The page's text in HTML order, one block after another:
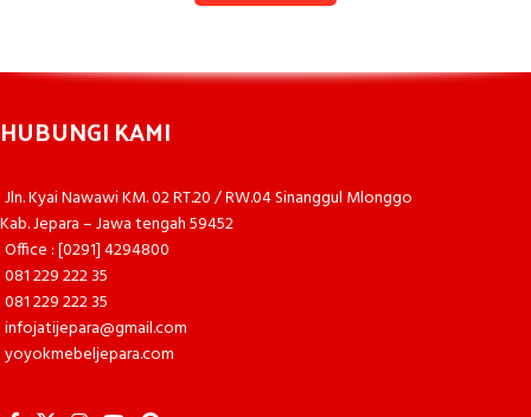
HUBUNGI KAMI
Jln. Kyai Nawawi KM. 02 RT.20 / RW.04 Sinanggul Mlonggo
Kab. Jepara – Jawa tengah 59452
Office : [0291] 4294800
081 229 222 35
081 229 222 35
infojatijepara@gmail.com
yoyokmebeljepara.com